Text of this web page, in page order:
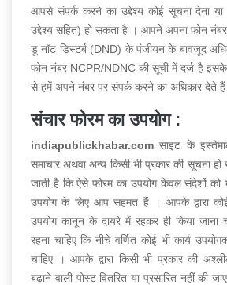
आपसे संपर्क करने का उद्देश्य कोई सूचना देना या
उद्देश्य सहित) हो सकता है । आपने अपना फोन
डू नॉट डिस्टर्ब (DND) के पंजीयन के बावजूद
फोन नंबर NCPR/NDNC की सूची में दर्ज है
से हमें अपने नंबर पर संपर्क करने का अधिकार देते हैं
संचार फोरम का उपयोग :
indiapublickhabar.com साइट के
समाचार अथवा अन्य किसी भी प्रकार की सूचना
जाती है कि ऐसे फोरम का उपयोग केवल संदेशों
उपयोग के लिए आप सहमत हैं । आपके द्वारा
उपयोग कानून के दायरे में रहकर ही किया
रहना चाहिए कि नीचे वर्णित कोई भी कार्य
चाहिए । आपके द्वारा किसी भी प्रकार की
बढ़ाने वाली पोस्ट वितरित या प्रसारित नहीं की